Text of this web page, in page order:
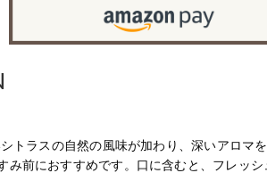
トラスの自然の風味が加わり、深いアロマ
前におすすめです。口に含むと、フレッシ